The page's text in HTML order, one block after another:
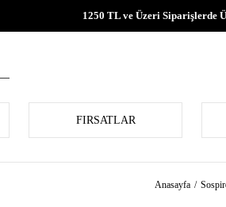
1250 TL ve Üzeri Siparişlerde
FIRSATLAR
Anasayfa